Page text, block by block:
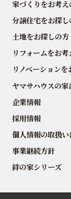
家づくりをお考え
分譲住宅をお探し
土地をお探しの方
リフォームをお
リノベーション
ヤマサハウスの
企業情報
採用情報
個人情報の取扱い
事業継続方針
絆の家シリーズ